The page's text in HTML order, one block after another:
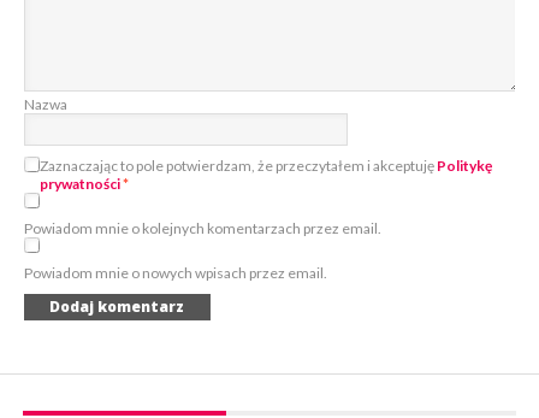
Nazwa
Zaznaczając to pole potwierdzam, że przeczytałem i akceptuję Politykę
prywatności*
Powiadom mnie o kolejnych komentarzach przez email.
Powiadom mnie o nowych wpisach przez email.